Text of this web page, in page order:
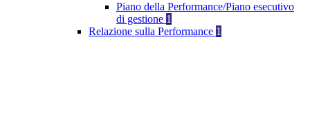
Piano della Performance/Piano esecutivo
di gestione 1
Relazione sulla Performance 1